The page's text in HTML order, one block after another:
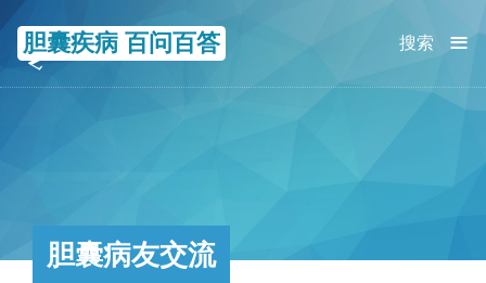
胆囊疾病 百问百答 ≡
搜索
胆囊病友交流